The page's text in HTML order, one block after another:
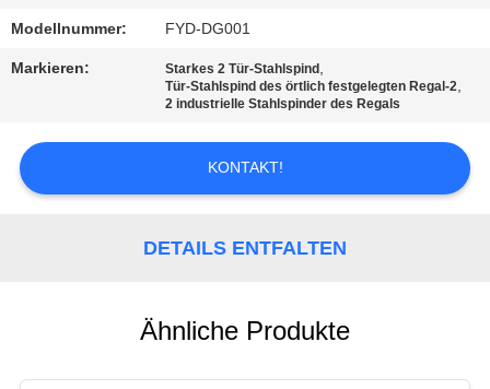
VERBINDUNG
NACHRICHTEN
FORDERN
Modellnummer: FYD-DG001
Markieren: Starkes 2 Tür-Stahlspind ,
Tür-Stahlspind des örtlich festgelegten Regal-2,
2 industrielle Stahlspinder des Regals
KONTAKT!
DETAILS ENTFALTEN
Ähnliche Produkte